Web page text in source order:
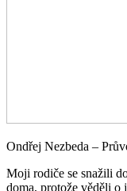
Ondřej Nezbeda –
Moji rodiče se snažili
doma, protože věděli o